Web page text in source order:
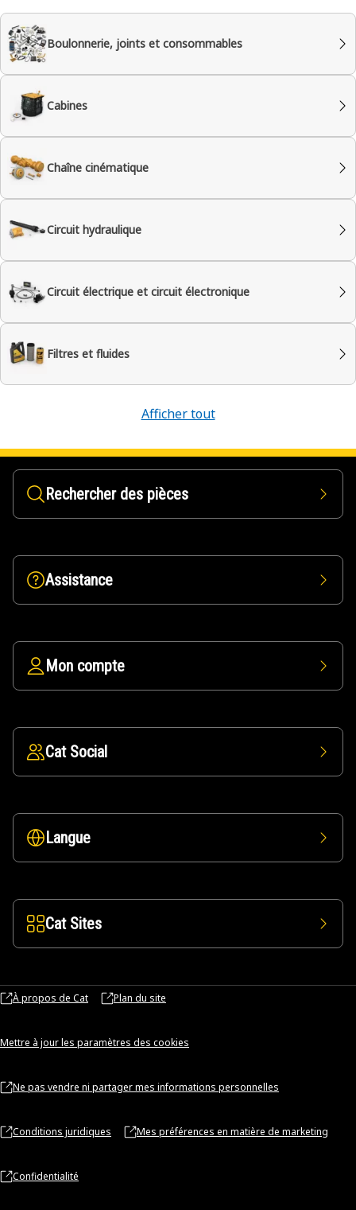
Boulonnerie, joints et consommables
Cabines
Chaîne cinématique
Circuit hydraulique
Circuit électrique et circuit électronique
Filtres et fluides
Afficher tout
Rechercher des pièces
Assistance
Mon compte
Cat Social
Langue
Cat Sites
À propos de Cat Plan du site
Mettre à jour les paramètres des cookies
Ne pas vendre ni partager mes informations personnelles
Conditions juridiques Mes préférences en matière de marketing
Confidentialité